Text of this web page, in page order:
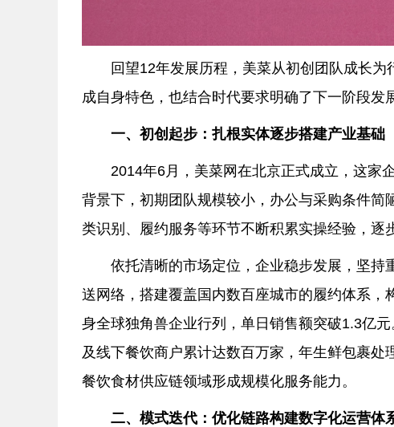
回望12年发展历程，美菜从初创团队成长
成自身特色，也结合时代要求明确了下一阶段发
一、初创起步：扎根实体逐步搭建产业基础
2014年6月，美菜网在北京正式成立，这家
背景下，初期团队规模较小，办公与采购条件
类识别、履约服务等环节不断积累实操经验，逐
依托清晰的市场定位，企业稳步发展，坚
送网络，搭建覆盖国内数百座城市的履约体系
身全球独角兽企业行列，单日销售额突破1.3亿
及线下餐饮商户累计达数百万家，年生鲜包裹
餐饮食材供应链领域形成规模化服务能力。
二、模式迭代：优化链路构建数字化运营体